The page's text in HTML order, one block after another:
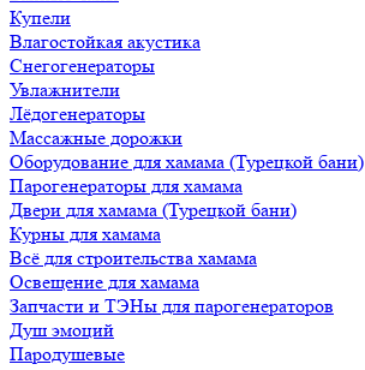
Купели
Влагостойкая акустика
Снегогенераторы
Увлажнители
Лёдогенераторы
Массажные дорожки
Оборудование для хамама (Турецкой бани)
Парогенераторы для хамама
Двери для хамама (Турецкой бани)
Курны для хамама
Всё для строительства хамама
Освещение для хамама
Запчасти и ТЭНы для парогенераторов
Душ эмоций
Пародушевые